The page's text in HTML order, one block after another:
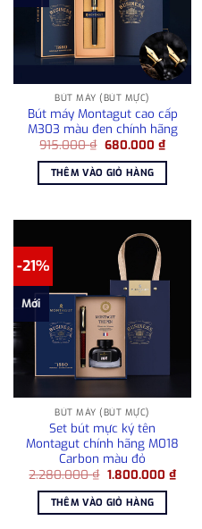
BÚT MÁY (BÚT MỰC)
Bút máy Montagut cao cấp
M303 màu đen chính hãng
915.000₫ Giá
là:
915.000 ₫.
680.000 ₫Giá
hiện
tại
THÊM VÀO GIỎ HÀNG
-21%
Mới
BÚT MÁY (BÚT MỰC)
Set bút mực ký tên
Montagut chính hãng M018
Carbon màu đỏ
2.280.000₫ Giá
là:
2.280.000 ₫.
1.800.000 ₫Giá
hiện
THÊM VÀO GIỎ HÀNG